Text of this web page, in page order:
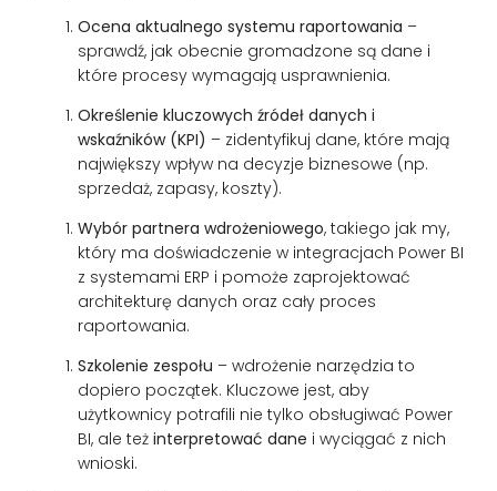
Ocena aktualnego systemu raportowania –
sprawdź, jak obecnie gromadzone są dane i
które procesy wymagają usprawnienia.
Określenie kluczowych źródeł danych i
wskaźników (KPI) – zidentyfikuj dane, które mają
największy wpływ na decyzje biznesowe (np.
sprzedaż, zapasy, koszty).
Wybór partnera wdrożeniowego, takiego jak my,
który ma doświadczenie w integracjach Power BI
z systemami ERP i pomoże zaprojektować
architekturę danych oraz cały proces
raportowania.
Szkolenie zespołu – wdrożenie narzędzia to
dopiero początek. Kluczowe jest, aby
użytkownicy potrafili nie tylko obsługiwać Power
BI, ale też interpretować dane i wyciągać z nich
wnioski.